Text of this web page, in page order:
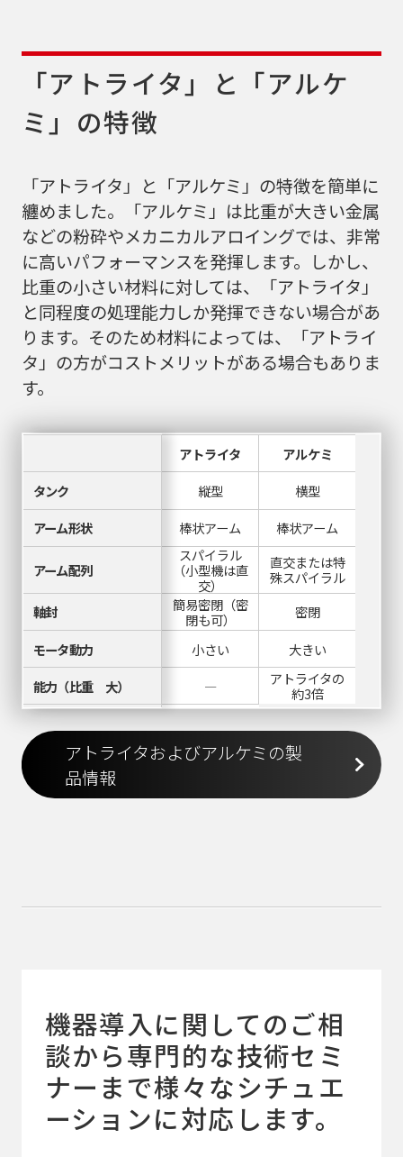
「アトライタ」と「アルケ
ミ」の特徴
「アトライタ」と「アルケミ」の特徴を簡単に
纏めました。「アルケミ」は比重が大きい金属
などの粉砕やメカニカルアロイングでは、非常
に高いパフォーマンスを発揮します。しかし、
比重の小さい材料に対しては、「アトライタ」
と同程度の処理能力しか発揮できない場合があ
ります。そのため材料によっては、「アトライ
タ」の方がコストメリットがある場合もありま
す。
アトライタ
アルケミ
タンク
縦型
横型
アーム形状
棒状アーム 棒状アーム
アーム配列
スパイラル
（小型機は直
交）
直交または特
殊スパイラル
軸封
簡易密閉（密
閉も可）
密閉
モータ動力
小さい
大きい
能力（比重 大）
―
アトライタの
約3倍
スケールアップ
ボール比より
ボール比
価格
＜
アトライタおよびアルケミの製
品情報
機器導入に関してのご相
談から専門的な技術セミ
ナーまで様々なシチュエ
ーションに対応します。